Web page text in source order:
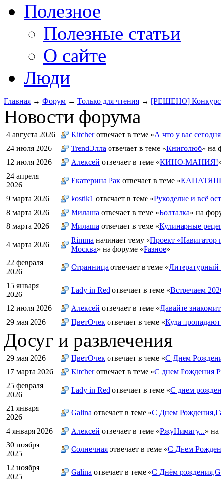
Полезное
Полезные статьи
О сайте
Люди
Главная → Форум → Только для чтения → [РЕШЕНО]
Новости форума
4 августа 2026 Kitcherотвечает в теме «А что у вас
24 июля 2026
TrendЭлла отвечает в теме «Книголюб» на
12 июля 2026
Алексей отвечает в теме «КИНО-МАНИЯ!
24 апреля
2026
Екатерина Рак отвечает в теме «
9 марта 2026 kostik1 отвечает в теме «Рукоделие и всё
8 марта 2026
Милаша отвечает в теме «Болталка» на
8 марта 2026
Милаша отвечает в теме «Кулинарные
4 марта 2026
Rimma начинает тему «Проект «Навигатор
Москва» на форуме «Разное»
22 февраля
2026
Странница отвечает в теме «Литературный
15 января
2026
Lady in Red отвечает в теме «Встречаем
12 июля 2026 Алексей отвечает в теме «Давайте
29 мая 2026
ЦветOчек отвечает в теме «Куда
Досуг и развлечения
29 мая 2026 ЦветOчек отвечает в теме «С Днем
17 марта 2026
Kitcherотвечает в теме «С днем Рождения
25 февраля
2026
Lady in Red отвечает в теме «С днем
21 января
2026
Galina отвечает в теме «С Днем
4 января 2026 Алексей отвечает в теме «РжуНимагу...» на
30 ноября
2025
Солнечная отвечает в теме «С Днем
12 ноября
2025
Galina отвечает в теме «С Днём